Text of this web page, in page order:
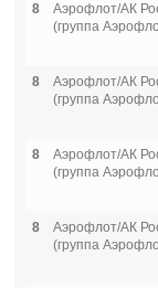
8
Аэрофлот/АК
(группа
8
Аэрофлот/АК
(группа
8
Аэрофлот/АК
(группа
8
Аэрофлот/АК
(группа